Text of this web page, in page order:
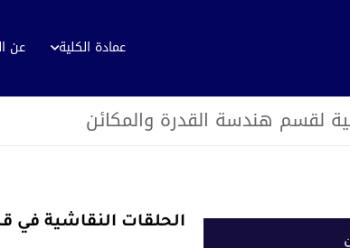
عمادة الكلية عن
لقسم هندسة القدرة والمكائن
الحلقات النقاشية في